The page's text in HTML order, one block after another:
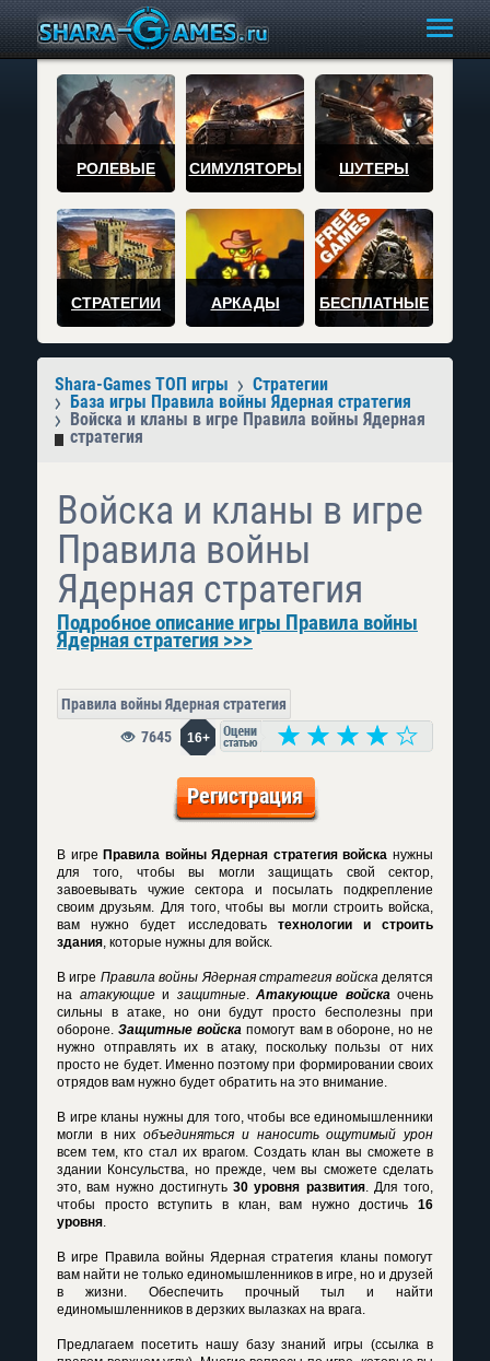
РОЛЕВЫЕ СИМУЛЯТОРЫ ШУТЕРЫ
СТРАТЕГИИ АРКАДЫ БЕСПЛАТНЫЕ
Shara-Games ТОП игры
Стратегии
База игры Правила войны Ядерная стратегия
Войска и кланы в игре Правила войны Ядерная
стратегия
Войска и кланы в игре
Правила войны
Ядерная стратегия
Подробное описание игры Правила войны
Ядерная стратегия >>>
Правила войны Ядерная стратегия
16+
7645
Регистрация
В игре Правила войны Ядерная стратегия войска нужны
для того, чтобы вы могли защищать свой сектор,
завоевывать чужие сектора и посылать подкрепление
своим друзьям. Для того, чтобы вы могли строить войска,
вам нужно будет исследовать технологии и строить
здания, которые нужны для войск.
В игре Правила войны Ядерная стратегия войскаделятся
на атакующиеи защитные. Атакующие войскаочень
сильны в атаке, но они будут просто бесполезны при
обороне. Защитные войскапомогут вам в обороне, но не
нужно отправлять их в атаку, поскольку пользы от них
просто не будет. Именно поэтому при формировании своих
отрядов вам нужно будет обратить на это внимание.
В игре кланы нужны для того, чтобы все единомышленники
могли в нихобъединяться и наносить ощутимый урон
всем тем, кто стал их врагом. Создать клан вы сможете в
здании Консульства, но прежде, чем вы сможете сделать
это, вам нужно достигнуть 30 уровня развития. Для того,
чтобы просто вступить в клан, вам нужно достичь 16
уровня.
В игре Правила войны Ядерная стратегия кланы помогут
вам найти не только единомышленников в игре, но и друзей
в жизни. Обеспечить прочный тыл и найти
единомышленников в дерзких вылазках на врага.
Предлагаем посетить нашу базу знаний игры (ссылка в